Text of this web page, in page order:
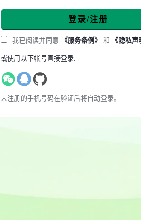
登录/注册
我已阅读并同意 《服务条例》 和 《隐私声
或使用以下帐号直接登录:
未注册的手机号码在验证后将自动登录。